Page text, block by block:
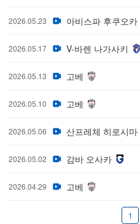
2026.05.23 아비스파 후쿠오카
2026.05.17 V-바렌 나가사키
2026.05.13 고베
2026.05.10 고베
2026.05.06 산프레체 히로시마
2026.05.02 감바 오사카
2026.04.29 고베
1